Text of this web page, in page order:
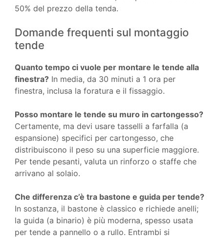
50% del prezzo della tenda.
Domande frequenti sul montaggio
tende
Quanto tempo ci vuole per montare le tende alla
finestra? In media, da 30 minuti a 1 ora per
finestra, inclusa la foratura e il fissaggio.
Posso montare le tende su muro in cartongesso?
Certamente, ma devi usare tasselli a farfalla (a
espansione) specifici per cartongesso, che
distribuiscono il peso su una superficie maggiore.
Per tende pesanti, valuta un rinforzo o staffe che
arrivano al solaio.
Che differenza c’è tra bastone e guida per tende?
In sostanza, il bastone è classico e richiede anelli;
la guida (a binario) è più moderna, spesso usata
per tende a pannello o a rullo. Entrambi si